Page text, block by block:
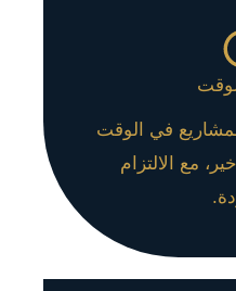
في الوقت
مع الالتزام